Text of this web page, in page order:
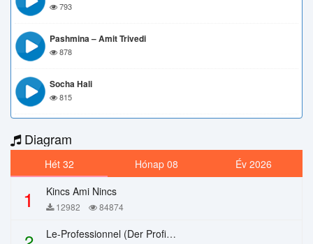
793
Pashmina – Amit Trivedi
878
Socha Hali
815
Diagram
Hét 32 Hónap 08 Év 2026
1 Kincs Ami Nincs
12982 84874
Le-Professionnel (Der Profi) – Chi Mai